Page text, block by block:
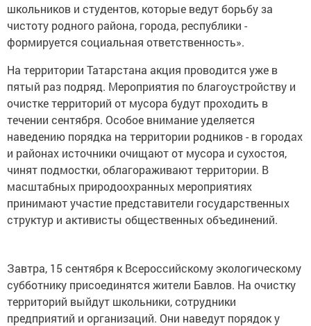
школьников и студентов, которые ведут борьбу за
чистоту родного района, города, республики -
формируется социальная ответственность».
На территории Татарстана акция проводится уже в
пятый раз подряд. Мероприятия по благоустройству и
очистке территорий от мусора будут проходить в
течении сентября. Особое внимание уделяется
наведению порядка на территории родников - в городах
и районах источники очищают от мусора и сухостоя,
чинят подмостки, облагораживают территории. В
масштабных природоохранных мероприятиях
принимают участие представители государственных
структур и активисты общественных объединений.
Завтра, 15 сентября к Всероссийскому экологическому
субботнику присоединятся жители Бавлов. На очистку
территорий выйдут школьники, сотрудники
предприятий и организаций. Они наведут порядок у